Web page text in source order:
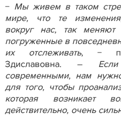
− Мы живем в таком
мире, что те
вокруг нас, так
погруженные в
их отслеживать, −
Здиславовна. –
современными, нам
для того, чтобы
которая возникает
действительно, очень